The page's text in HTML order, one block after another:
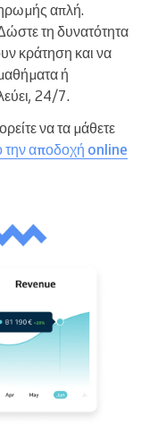
απλή.
τη δυνατότητα
κράτηση και να
ή
24/7.
να τα μάθετε
την αποδοχή online